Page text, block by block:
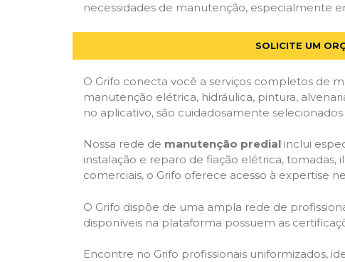
necessidades de manutenção, especialmente
SOLICITE UM
O Grifo conecta você a serviços completos de
manutenção elétrica, hidráulica, pintura,
no aplicativo, são cuidadosamente
Nossa rede de manutenção predial inclui
instalação e reparo de fiação elétrica, tomadas,
comerciais, o Grifo oferece acesso à expertise
O Grifo dispõe de uma ampla rede de
disponíveis na plataforma possuem as
Encontre no Grifo profissionais uniformizados,